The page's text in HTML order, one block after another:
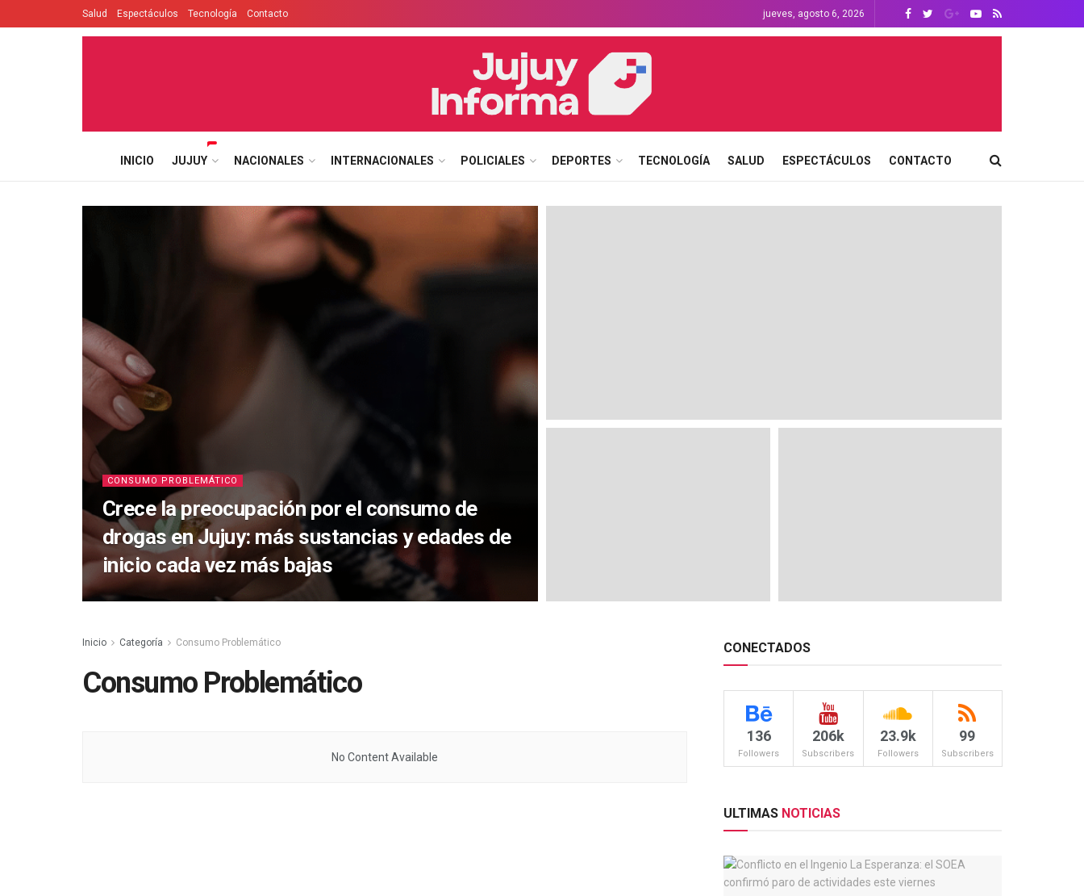
Salud Espectáculos Tecnología Contacto jueves, agosto 6, 2026
INICIO JUJUY NACIONALES INTERNACIONALES POLICIALES DEPORTES TECNOLOGÍA SALUD ESPECTÁCULOS CONTACTO
CONSUMO PROBLEMÁTICO
Crece la preocupación por el consumo de
drogas en Jujuy: más sustancias y edades de
inicio cada vez más bajas
Inicio Categoría Consumo Problemático
Consumo Problemático
No Content Available
CONECTADOS
136
Followers
206k
Subscribers
23.9k
Followers
99
Subscribers
ULTIMAS NOTICIAS